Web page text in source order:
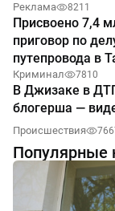
Реклама 8211
Присвоено 7,4
приговор по
путепровода в
Криминал 7810
В Джизаке в
блогерша —
Происшествия
Популярные